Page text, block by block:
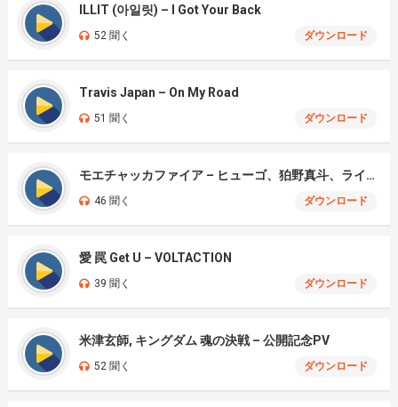
ILLIT (아일릿) – I Got Your Back
52 聞く ダウンロード
Travis Japan – On My Road
51 聞く ダウンロード
モエチャッカファイア – ヒューゴ、狛野真斗、ライト、セヴェリアン (Cover )
46 聞く ダウンロード
愛 罠 Get U – VOLTACTION
39 聞く ダウンロード
米津玄師, キングダム 魂の決戦 – 公開記念PV
52 聞く ダウンロード